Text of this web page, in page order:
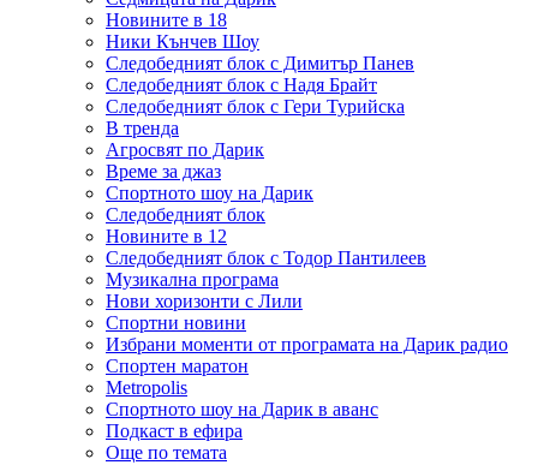
Новините в 18
Ники Кънчев Шоу
Следобедният блок с Димитър Панев
Следобедният блок с Надя Брайт
Следобедният блок с Гери Турийска
В тренда
Агросвят по Дарик
Време за джаз
Спортното шоу на Дарик
Следобедният блок
Новините в 12
Следобедният блок с Тодор Пантилеев
Музикална програма
Нови хоризонти с Лили
Спортни новини
Избрани моменти от програмата на Дарик радио
Спортен маратон
Metropolis
Спортното шоу на Дарик в аванс
Подкаст в ефира
Още по темата